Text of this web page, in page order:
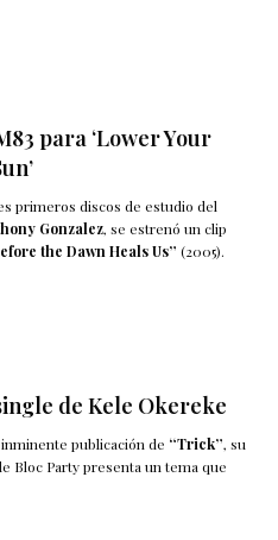
para ‘Lower Your
primeros discos de estudio del
Gonzalez, se estrenó un clip
the Dawn Heals Us” (2005).
de Kele Okereke
publicación de “Trick”, su
Bloc Party presenta un tema que